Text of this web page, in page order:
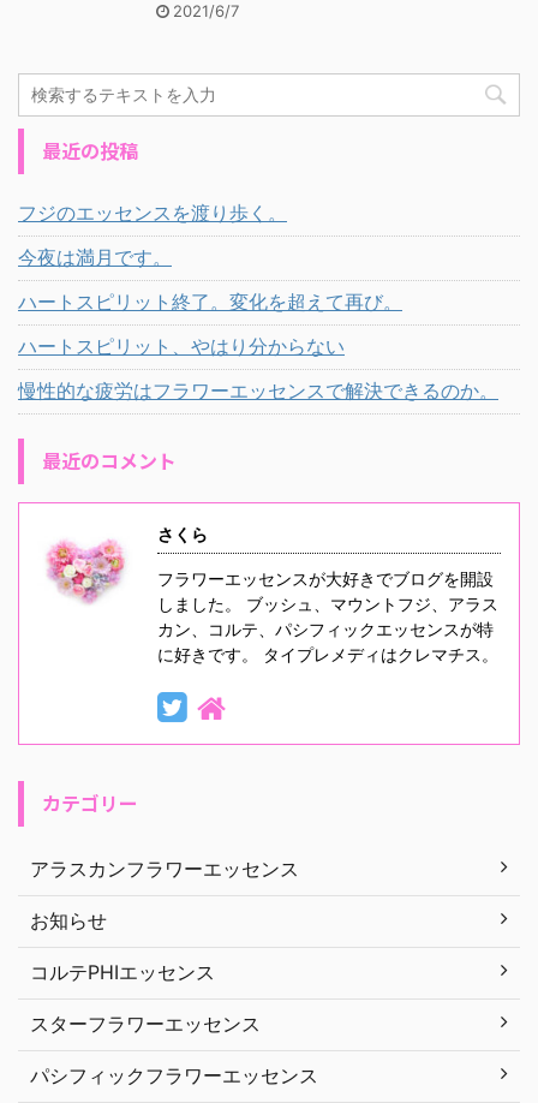
2021/6/7
最近の投稿
フジのエッセンスを渡り歩く。
今夜は満月です。
ハートスピリット終了。変化を超えて再び。
ハートスピリット、やはり分からない
慢性的な疲労はフラワーエッセンスで解決できるのか。
最近のコメント
さくら
フラワーエッセンスが大好きでブログを開設
しました。 ブッシュ、マウントフジ、アラス
カン、コルテ、パシフィックエッセンスが特
に好きです。 タイプレメディはクレマチス。
カテゴリー
アラスカンフラワーエッセンス
お知らせ
コルテPHIエッセンス
スターフラワーエッセンス
パシフィックフラワーエッセンス